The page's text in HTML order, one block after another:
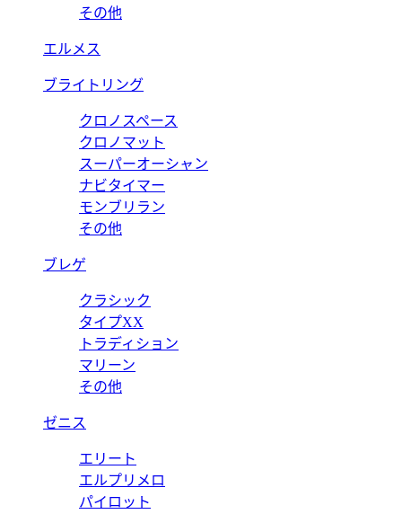
その他
エルメス
ブライトリング
クロノスペース
クロノマット
スーパーオーシャン
ナビタイマー
モンブリラン
その他
ブレゲ
クラシック
タイプXX
トラディション
マリーン
その他
ゼニス
エリート
エルプリメロ
パイロット